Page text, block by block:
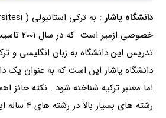
دانشگاه یاشار
خصوصی
تدریس این دانشگاه به زبان انگلیسی و
دانشگاه یاشار این است که به عنوان یک
اما معتبر ترکیه شناخته شود . نکته حائز
رشته های بسیار بالا در رشته های 4 ساله این دانشگاه می باشد .